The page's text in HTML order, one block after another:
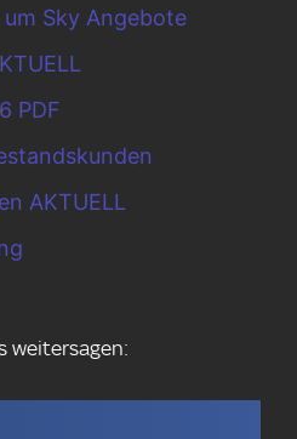
Sky Angebote
PDF
AKTUELL
weitersagen: